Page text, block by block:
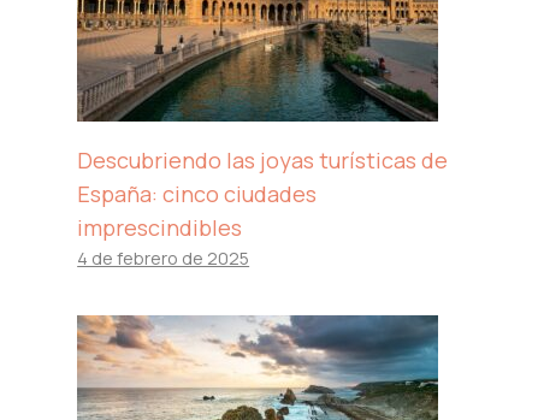
Descubriendo las joyas turísticas de
España: cinco ciudades
imprescindibles
4 de febrero de 2025